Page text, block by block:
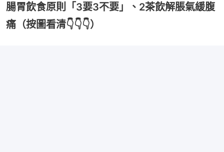
腸胃飲食原則「3要3不要」、2茶飲解脹氣緩腹
痛（按圖看清👇👇👇）